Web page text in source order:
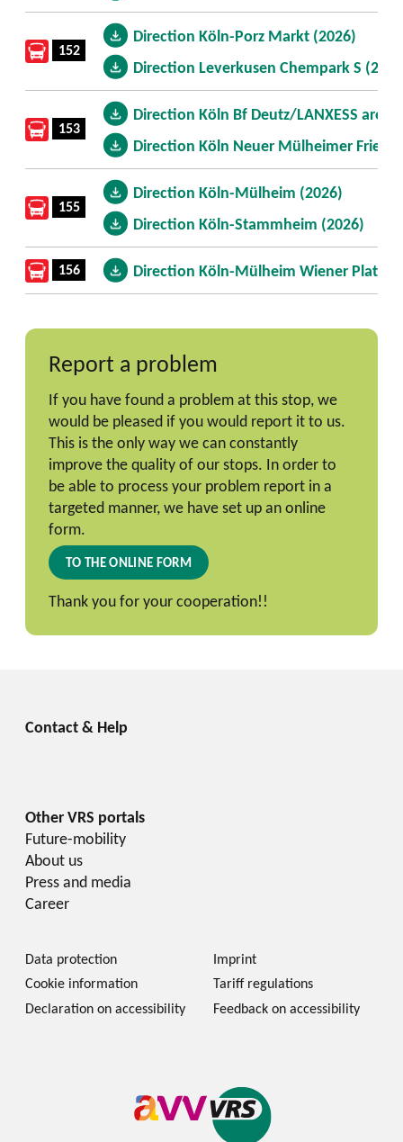
152
Direction Köln-Porz Markt (2026)
Direction Leverkusen Chempark S
153
Direction Köln Bf Deutz/LANXESS
Direction Köln Neuer Mülheimer
155
Direction Köln-Mülheim (2026)
Direction Köln-Stammheim (2026)
156 Direction Köln-Mülheim Wiener Platz
Report a problem
If you have found a problem at this stop, we
would be pleased if you would report it to us.
This is the only way we can constantly
improve the quality of our stops. In order to
be able to process your problem report in a
targeted manner, we have set up an online
form.
TO THE ONLINE FORM
Thank you for your cooperation!!
Future-mobility
About us
Press and media
Career
Data protection
Imprint
Cookie information
Tariff regulations
Declaration on accessibility
Feedback on accessibility